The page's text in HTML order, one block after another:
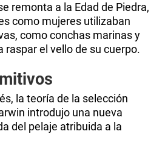
remonta a la Edad de Piedra,
como mujeres utilizaban
como conchas marinas y
raspar el vello de su cuerpo.
la teoría de la selección
introdujo una nueva
del pelaje atribuida a la